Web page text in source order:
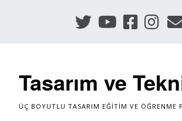
Tasarım ve
ÜÇ BOYUTLU TASARIM EĞITIM VE ÖĞRENME